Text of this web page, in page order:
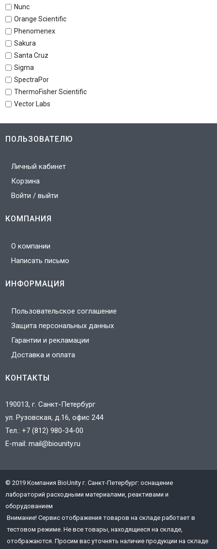
Nunc
Orange Scientific
Phenomenex
Sakura
Santa Cruz
Sigma
SpectraPor
ThermoFisher Scientific
Vector Labs
ПОЛЬЗОВАТЕЛЮ
Личный кабинет
Корзина
Войти / выйти
КОМПАНИЯ
О компании
Написать письмо
ИНФОРМАЦИЯ
Пользовательское соглашение
Защита персональных данных
Гарантии и рекламации
Доставка и оплата
КОНТАКТЫ
190013, г. Санкт-Петербург
ул. Рузовская, д.16, офис 244
Тел.:+7 (812) 980-34-00
E-mail:mail@biounity.ru
© 2019 Компания BioUnity г. Санкт-Петербург: оснащение
лабораторий расходными материалами, реактивами и
оборудованием
Внимание! Сервис отображения товаров на складе работает в
тестовом режиме. Не все товары, находящиеся на складе,
отображаются. Просим вас уточнять наличие продукции на складе